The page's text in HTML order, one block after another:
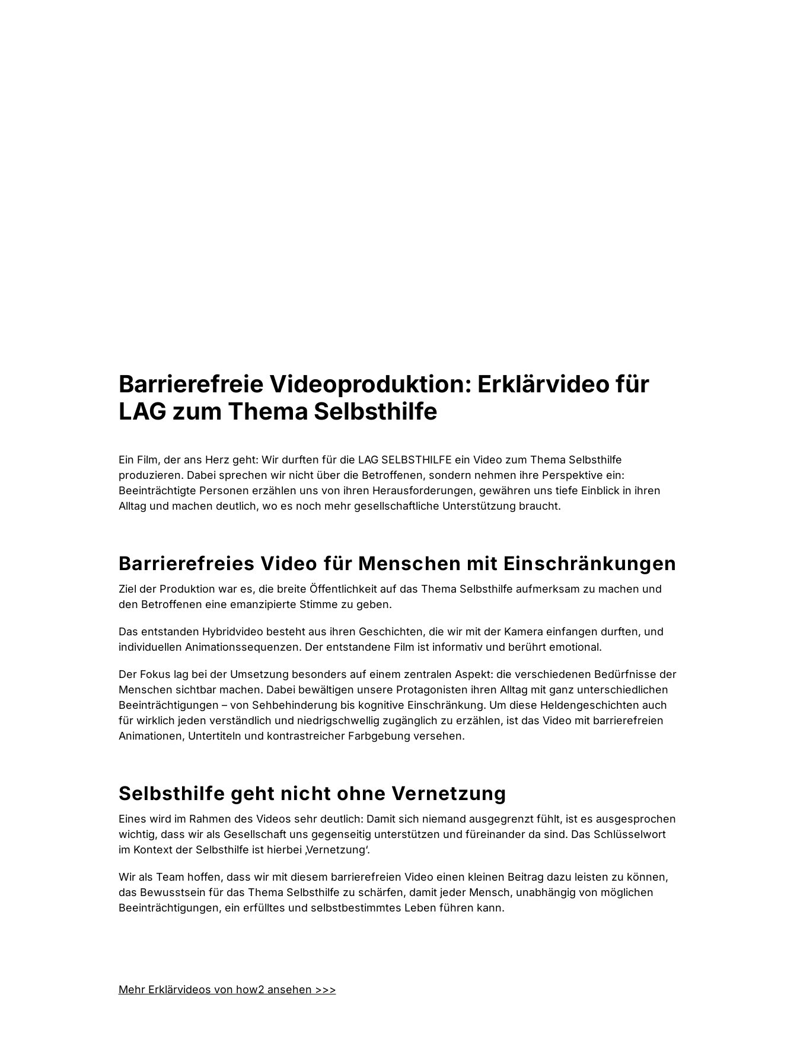
Barrierefreie Videoproduktion: Erklärvideo für
LAG zum Thema Selbsthilfe
Ein Film, der ans Herz geht: Wir durften für die LAG SELBSTHILFE ein Video zum Thema Selbsthilfe
produzieren. Dabei sprechen wir nicht über die Betroffenen, sondern nehmen ihre Perspektive ein:
Beeinträchtigte Personen erzählen uns von ihren Herausforderungen, gewähren uns tiefe Einblick in ihren
Alltag und machen deutlich, wo es noch mehr gesellschaftliche Unterstützung braucht.
Barrierefreies Video für Menschen mit Einschränkungen
Ziel der Produktion war es, die breite Öffentlichkeit auf das Thema Selbsthilfe aufmerksam zu machen und
den Betroffenen eine emanzipierte Stimme zu geben.
Das entstanden Hybridvideo besteht aus ihren Geschichten, die wir mit der Kamera einfangen durften, und
individuellen Animationssequenzen. Der entstandene Film ist informativ und berührt emotional.
Der Fokus lag bei der Umsetzung besonders auf einem zentralen Aspekt: die verschiedenen Bedürfnisse der
Menschen sichtbar machen. Dabei bewältigen unsere Protagonisten ihren Alltag mit ganz unterschiedlichen
Beeinträchtigungen – von Sehbehinderung bis kognitive Einschränkung. Um diese Heldengeschichten auch
für wirklich jeden verständlich und niedrigschwellig zugänglich zu erzählen, ist das Video mit barrierefreien
Animationen, Untertiteln und kontrastreicher Farbgebung versehen.
Selbsthilfe geht nicht ohne Vernetzung
Eines wird im Rahmen des Videos sehr deutlich: Damit sich niemand ausgegrenzt fühlt, ist es ausgesprochen
wichtig, dass wir als Gesellschaft uns gegenseitig unterstützen und füreinander da sind. Das Schlüsselwort
im Kontext der Selbsthilfe ist hierbei ‚Vernetzung‘.
Wir als Team hoffen, dass wir mit diesem barrierefreien Video einen kleinen Beitrag dazu leisten zu können,
das Bewusstsein für das Thema Selbsthilfe zu schärfen, damit jeder Mensch, unabhängig von möglichen
Beeinträchtigungen, ein erfülltes und selbstbestimmtes Leben führen kann.
Mehr Erklärvideos von how2 ansehen >>>